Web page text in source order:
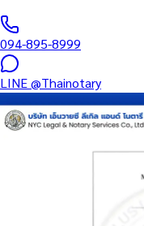
094-895-8999
LINE@Thainotary